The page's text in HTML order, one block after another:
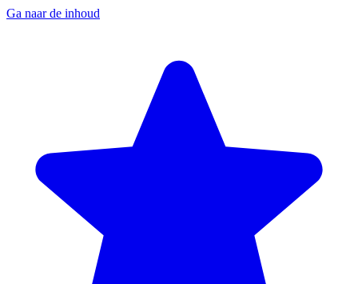
Ga naar de inhoud